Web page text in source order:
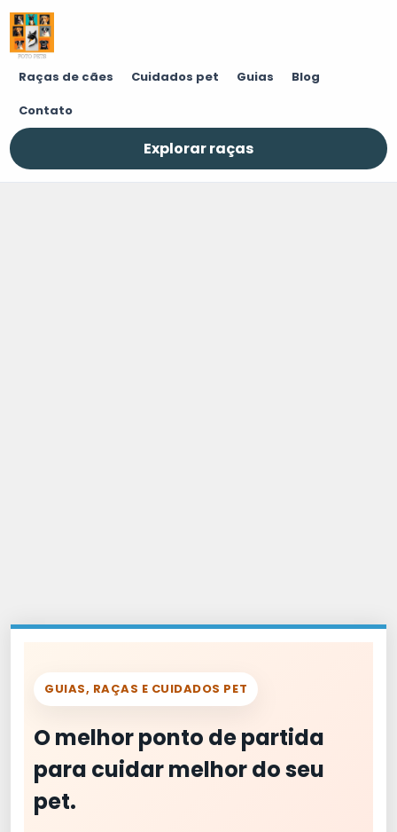
Raças de cães Cuidados pet Guias
Blog
Contato
Explorar raças
GUIAS, RAÇAS E CUIDADOS PET
O melhor ponto de partida
para cuidar melhor do seu
pet.